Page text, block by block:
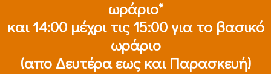
ωράριο*
και 14:00 μέχρι τις 15:00 για το βασικό
ωράριο
(απο Δευτέρα εως και Παρασκευή)